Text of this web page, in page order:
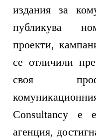
издания за
публикува
проекти,
се отличили
своя
Consultancy е
агенция,